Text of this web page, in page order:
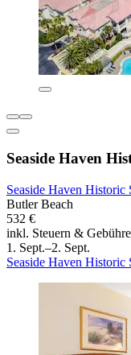
Seaside Haven
Seaside Haven Historic
Butler Beach
532 €
inkl. Steuern &
1. Sept.–2. Sept.
Seaside Haven Historic